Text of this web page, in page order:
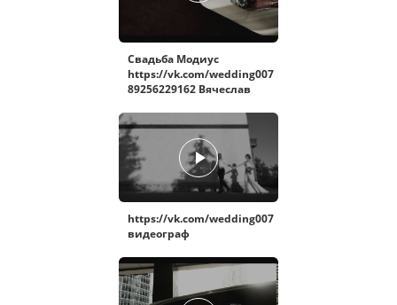
Свадьба Модиус
https://vk.com/wedding007
89256229162 Вячеслав
https://vk.com/wedding007
видеограф